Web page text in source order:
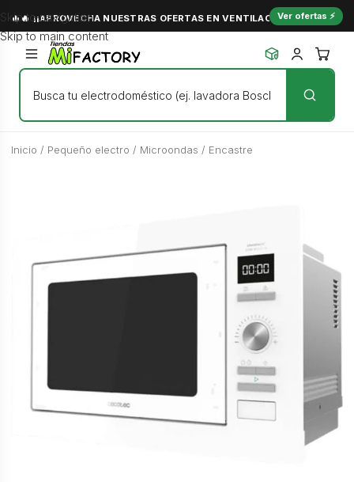
🔥🔥 ¡¡APROVECHA NUESTRAS OFERTAS EN VENTILACIÓN Y NO
Ver ofertas ⚡
Skip to navigation
Skip to main content
Inicio / Pequeño electro / Microondas / Encastre